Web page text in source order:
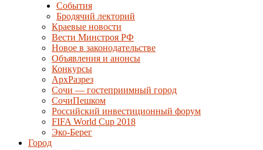
События
Бродячий лекторий
Краевые новости
Вести Минстроя РФ
Новое в законодательстве
Объявления и анонсы
Конкурсы
АрхРазрез
Сочи — гостеприимный город
СочиПешком
Российский инвестиционный форум
FIFA World Cup 2018
Эко-Берег
Город